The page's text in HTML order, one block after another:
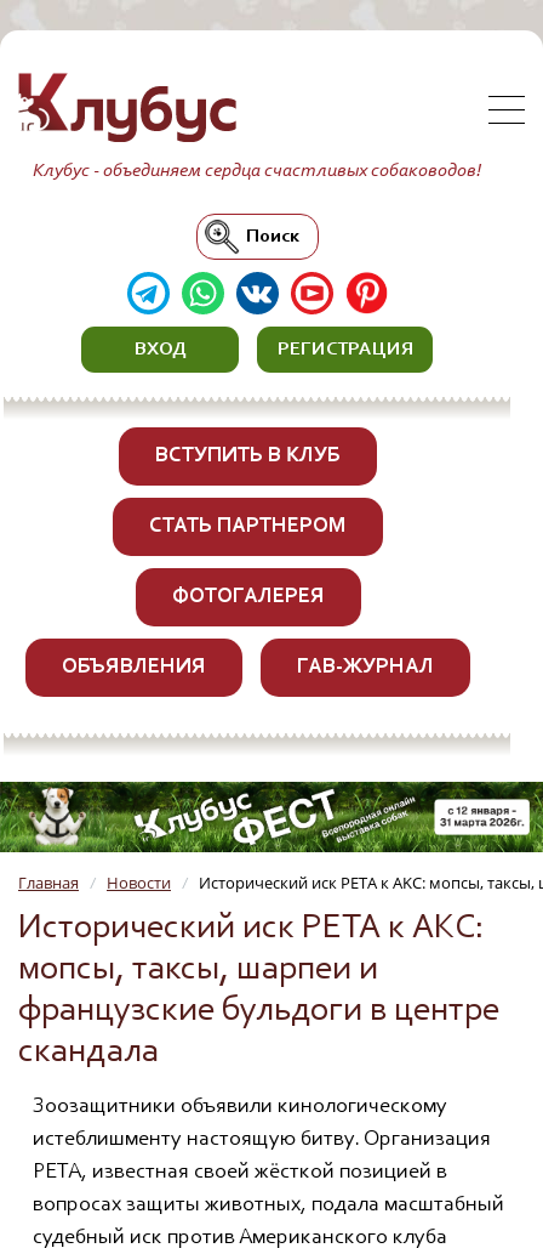
Клубус - объединяем сердца счастливых собаководов!
Поиск
ВХОД РЕГИСТРАЦИЯ
ВСТУПИТЬ В КЛУБ
СТАТЬ ПАРТНЕРОМ
ФОТОГАЛЕРЕЯ
ОБЪЯВЛЕНИЯ ГАВ-ЖУРНАЛ
Главная / Новости / Исторический иск PETA к AKC: мопсы,
Исторический иск PETA к AKC:
мопсы, таксы, шарпеи и
французские бульдоги в центре
скандала
Зоозащитники объявили кинологическому
истеблишменту настоящую битву. Организация
PETA, известная своей жёсткой позицией в
вопросах защиты животных, подала масштабный
судебный иск против Американского клуба